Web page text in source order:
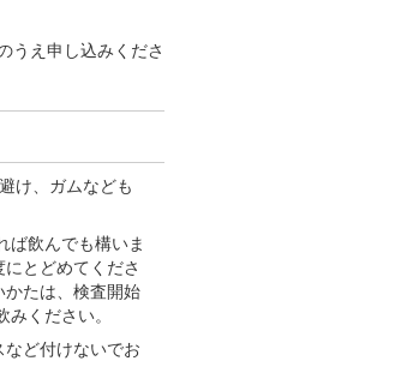
うえ申し込みくださ
け、ガムなども
ば飲んでも構いま
とどめてくださ
かたは、検査開始
ください。
ど付けないでお